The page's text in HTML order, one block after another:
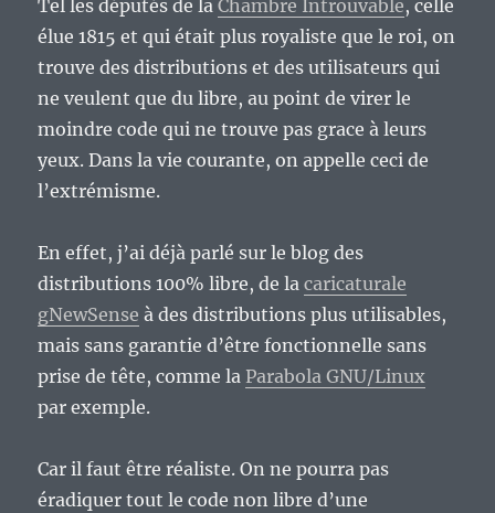
Tel les députés de laChambre Introuvable, celle
élue 1815 et qui était plus royaliste que le roi, on
trouve des distributions et des utilisateurs qui
ne veulent que du libre, au point de virer le
moindre code qui ne trouve pas grace à leurs
yeux. Dans la vie courante, on appelle ceci de
l’extrémisme.
En effet, j’ai déjà parlé sur le blog des
distributions 100% libre, de lacaricaturale
gNewSense à des distributions plus utilisables,
mais sans garantie d’être fonctionnelle sans
prise de tête, comme la Parabola GNU/Linux
par exemple.
Car il faut être réaliste. On ne pourra pas
éradiquer tout le code non libre d’une